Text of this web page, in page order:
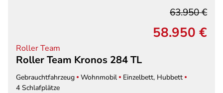
Roller Team
Roller Team Kronos 284 TL
Gebrauchtfahrzeug Wohnmobil
Einzelbett, Hubbett
4 Schlafplätze
58.950 €
63.950 €